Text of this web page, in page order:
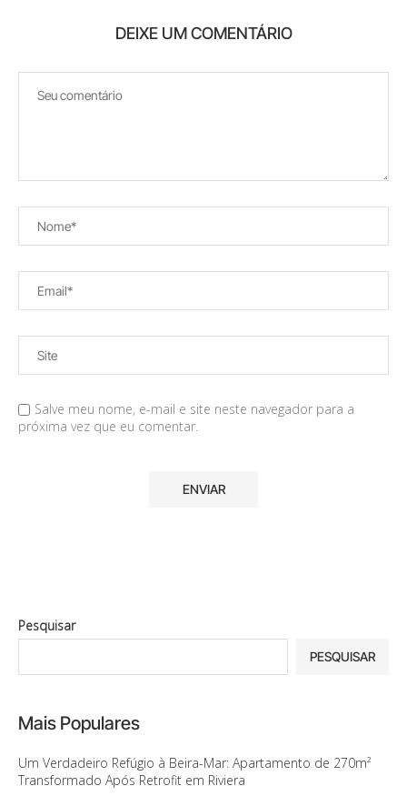
DEIXE UM COMENTÁRIO
Salve meu nome, e-mail e site neste navegador para a
próxima vez que eu comentar.
Pesquisar
PESQUISAR
Mais Populares
Um Verdadeiro Refúgio à Beira-Mar: Apartamento de 270m²
Transformado Após Retrofit em Riviera